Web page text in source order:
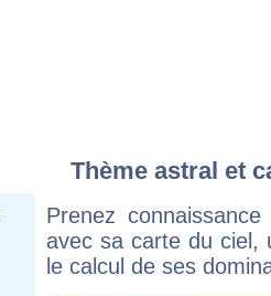
Thème astral et
Prenez
avec sa carte du ciel,
le calcul de ses